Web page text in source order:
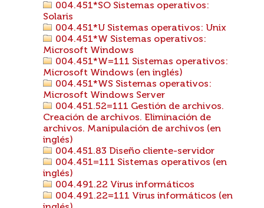
004.451*SO Sistemas operativos:
Solaris
004.451*U Sistemas operativos: Unix
004.451*W Sistemas operativos:
Microsoft Windows
004.451*W=111 Sistemas operativos:
Microsoft Windows (en inglés)
004.451*WS Sistemas operativos:
Microsoft Windows Server
004.451.52=111 Gestión de archivos.
Creación de archivos. Eliminación de
archivos. Manipulación de archivos (en
inglés)
004.451.83 Diseño cliente-servidor
004.451=111 Sistemas operativos (en
inglés)
004.491.22 Virus informáticos
004.491.22=111 Virus informáticos (en